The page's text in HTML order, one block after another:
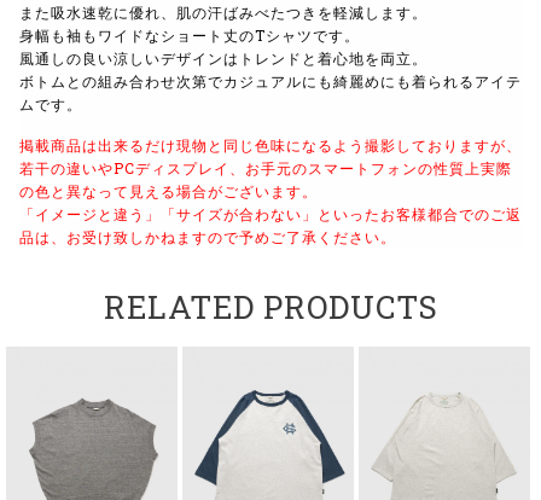
また吸水速乾に優れ、肌の汗ばみべたつきを軽減します。
身幅も袖もワイドなショート丈のTシャツです。
風通しの良い涼しいデザインはトレンドと着心地を両立。
ボトムとの組み合わせ次第でカジュアルにも綺麗めにも着られるアイテ
ムです。
掲載商品は出来るだけ現物と同じ色味になるよう撮影しておりますが、
若干の違いやPCディスプレイ、お手元のスマートフォンの性質上実際
の色と異なって見える場合がございます。
「イメージと違う」「サイズが合わない」といったお客様都合でのご返
品は、お受け致しかねますので予めご了承ください。
RELATED PRODUCTS